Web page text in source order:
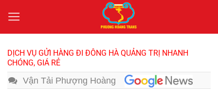
qua
nội
dung
DỊCH VỤ GỬI HÀNG ĐI ĐÔNG HÀ QUẢNG TRỊ NHANH
CHÓNG, GIÁ RẺ
Vận Tải Phượng Hoàng